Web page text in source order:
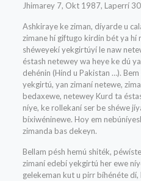
Jhimarey 7, Okt 1987, Laperrí
Ashkiraye ke ziman, díyarde u
zimane hí giftugo kirdin bét ya hí
shéweyekí yekgirtúyí le naw
éstash netewey wa heye ke dú
dehénin (Hínd u Pakistan …).
yekgirtú, yan zimaní netewe,
bedaxewe, netewey Kurd ta
níye, ke rollekaní ser be shéwe
bíxiwéninewe. Hoy em
zimanda bas dekeyn.
Bellam pésh hemú shiték,
zimaní edebí yekgirtú her ewe
gelekeman kut u pirr bíhénéte